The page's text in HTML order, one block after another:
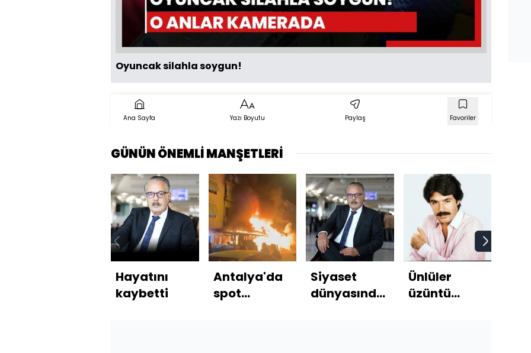
Oyuncak silahla soygun!
Ana Sayfa Yazı Boyutu Paylaş Favoriler
GÜNÜN ÖNEMLİ MANŞETLERİ
Hayatını
kaybetti
Antalya'da
spot
Siyaset
dünyasından
Ünlüler
üzüntü